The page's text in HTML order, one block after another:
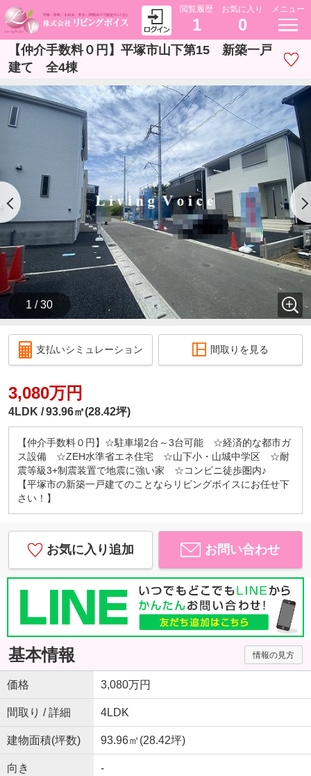
閲覧履歴
1
お気に入り
0
メニュー
【仲介手数料０円】平塚市山下第15 新築一戸
建て 全4棟
1 / 30
支払いシミュレーション 間取りを見る
3,080万円
4LDK 93.96㎡(28.42坪)
【仲介手数料０円】☆駐車場2台～3台可能 ☆経済的な都市ガ
ス設備 ☆ZEH水準省エネ住宅 ☆山下小・山城中学区 ☆耐
震等級3+制震装置で地震に強い家 ☆コンビニ徒歩圏内♪
【平塚市の新築一戸建てのことならリビングボイスにお任せ下
さい！】
お気に入り追加 お問い合わせ
基本情報 情報の見方
価格 3,080万円
間取り / 詳細 4LDK
建物面積(坪数) 93.96㎡(28.42坪)
向き -